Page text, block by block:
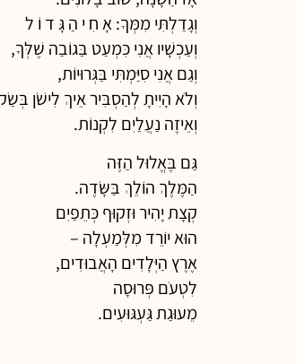
וְגָדַלְתִּי מִמְּךָ: אָ חִ י הַ גָּ ד וֹ ל
וְעַכְשָׁיו אֲנִי כִּמְעַט בַּגוֹבַה שֶׁלְּךָ,
וְגַם אֲנִי סִיַּמְתִּי בַּגְּרוּיוֹת,
וְלֹא הָיִיתָ לְהַסְבִּיר אֵיךְ לִישֹׁן
וְאֵיזֶה נַעֲלַיִם לִקְנוֹת.
גַּם בֶּאֱלוּל הַזֶּה
הַמֶּלֶךְ הוֹלֵךְ בַּשָּׂדֶה.
קְצָת יָהִיר וּזְקוּף כְּתֵפַיִם
הוּא יוֹרֵד מִלְּמַעְלָה –
אֶרֶץ הַיְּלָדִים הָאֲבוּדִים,
לִטְעֹם פְּרוּסָה
מֵעוּגַת גַּעְגּוּעִים.